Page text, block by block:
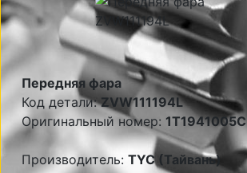
Передняя фара
Код детали:ZVW111194L
Оригинальный номер: 1T1941005C
Производитель: TYC (Тайвань)